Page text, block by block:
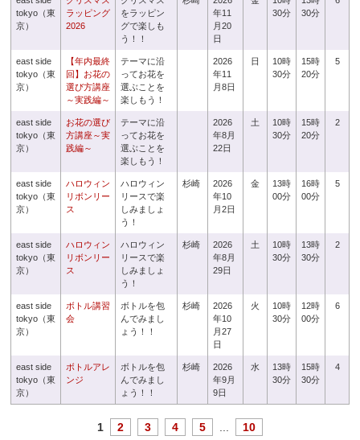
tokyo（東
京）
ラッピング
2026
をラッピン
グで楽しも
う！！
年11
月20
日
30分
30分
east side
tokyo（東
京）
【年内最終
回】お花の
選び方講座
～実践編～
テーマに沿
ってお花を
選ぶことを
楽しもう！
2026
年11
月8日
日
10時
30分
15時
20分
5
east side
tokyo（東
京）
お花の選び
方講座～実
践編～
テーマに沿
ってお花を
選ぶことを
楽しもう！
2026
年8月
22日
土
10時
30分
15時
20分
2
east side
tokyo（東
京）
ハロウィン
リボンリー
ス
ハロウィン
リースで楽
しみましょ
う！
杉崎
2026
年10
月2日
金
13時
00分
16時
00分
5
east side
tokyo（東
京）
ハロウィン
リボンリー
ス
ハロウィン
リースで楽
しみましょ
う！
杉崎
2026
年8月
29日
土
10時
30分
13時
30分
2
east side
tokyo（東
京）
ボトル講習
会
ボトルを包
んでみまし
ょう！！
杉崎
2026
年10
月27
日
火
10時
30分
12時
00分
6
east side
tokyo（東
京）
ボトルアレ
ンジ
ボトルを包
んでみまし
ょう！！
杉崎
2026
年9月
9日
水
13時
30分
15時
30分
4
1 2 3 4 5 10